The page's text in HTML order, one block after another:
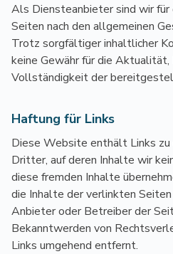
Als Diensteanbieter sind wir für
Seiten nach den allgemeinen
Trotz sorgfältiger inhaltlicher
keine Gewähr für die Aktualität,
Vollständigkeit der
Haftung für Links
Diese Website enthält Links
Dritter, auf deren Inhalte wir
diese fremden Inhalte
die Inhalte der verlinkten
Anbieter oder Betreiber der
Bekanntwerden von
Links umgehend entfernt.